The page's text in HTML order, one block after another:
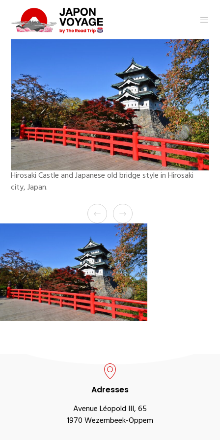
Hirosaki Castle and Japanese old bridge style in Hirosaki
city, Japan.
Adresses
Avenue Léopold III, 65
1970 Wezembeek-Oppem